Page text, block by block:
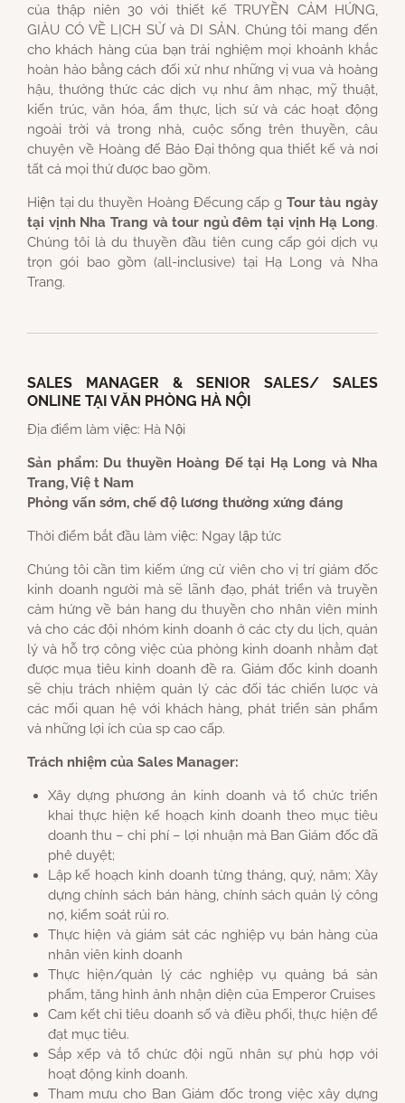
của thập niên 30 với thiết kế TRUYỀN CẢM HỨNG,
GIÀU CÓ VỀ LỊCH SỬ và DI SẢN. Chúng tôi mang đến
cho khách hàng của bạn trải nghiệm mọi khoảnh khắc
hoàn hảo bằng cách đối xử như những vị vua và hoàng
hậu, thưởng thức các dịch vụ như âm nhạc, mỹ thuật,
kiến trúc, văn hóa, ẩm thực, lịch sử và các hoạt động
ngoài trời và trong nhà, cuộc sống trên thuyền, câu
chuyện về Hoàng đế Bảo Đại thông qua thiết kế và nơi
tất cả mọi thứ được bao gồm.
Hiện tại du thuyền Hoàng Đếcung cấp g Tour tàu ngày
tại vịnh Nha Trang và tour ngủ đêm tại vịnh Hạ Long.
Chúng tôi là du thuyền đầu tiên cung cấp gói dịch vụ
trọn gói bao gồm (all-inclusive) tại Hạ Long và Nha
Trang.
SALES MANAGER & SENIOR SALES/ SALES
ONLINE TẠI VĂN PHÒNG HÀ NỘI
Địa điểm làm việc: Hà Nội
Sản phẩm: Du thuyền Hoàng Đế tại Hạ Long và Nha
Trang, Việ t Nam
Phỏng vấn sớm, chế độ lương thưởng xứng đáng
Thời điểm bắt đầu làm việc: Ngay lập tức
Chúng tôi cần tìm kiếm ứng cử viên cho vị trí giám đốc
kinh doanh người mà sẽ lãnh đạo, phát triển và truyền
cảm hứng về bán hang du thuyền cho nhân viên minh
và cho các đội nhóm kinh doanh ở các cty du lịch, quản
lý và hỗ trợ công việc của phòng kinh doanh nhằm đạt
được mụa tiêu kinh doanh đề ra. Giám đốc kinh doanh
sẽ chịu trách nhiệm quản lý các đối tác chiến lược và
các mối quan hệ với khách hàng, phát triển sản phẩm
và những lợi ích của sp cao cấp.
Trách nhiệm của Sales Manager:
Xây dựng phương án kinh doanh và tổ chức triển
khai thực hiện kế hoạch kinh doanh theo mục tiêu
doanh thu – chi phí – lợi nhuận mà Ban Giám đốc đã
phê duyệt;
Lập kế hoạch kinh doanh từng tháng, quý, năm; Xây
dựng chính sách bán hàng, chính sách quản lý công
nợ, kiểm soát rủi ro.
Thực hiện và giám sát các nghiệp vụ bán hàng của
nhân viên kinh doanh
Thực hiện/quản lý các nghiệp vụ quảng bá sản
phẩm, tăng hình ảnh nhận diện của Emperor Cruises
Cam kết chỉ tiêu doanh số và điều phối, thực hiện để
đạt mục tiêu.
Sắp xếp và tổ chức đội ngũ nhân sự phù hợp với
hoạt động kinh doanh.
Tham mưu cho Ban Giám đốc trong việc xây dựng